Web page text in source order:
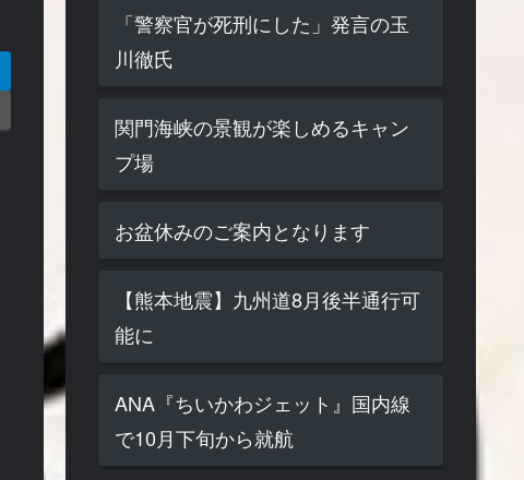
「警察官が死刑にした」発言の玉
川徹氏
関門海峡の景観が楽しめるキャン
プ場
お盆休みのご案内となります
【熊本地震】九州道8月後半通行可
能に
ANA『ちいかわジェット』国内線
で10月下旬から就航